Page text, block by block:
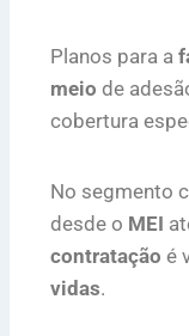
Planos para a
meio de
cobertura
No segmento
desde o MEI
contratação é
vidas.